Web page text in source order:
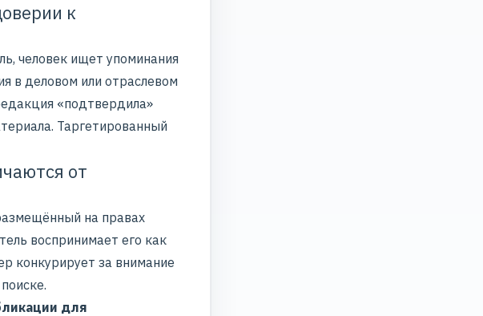
к
человек ищет упоминания
в деловом или отраслевом
«подтвердила»
Таргетированный
от
на правах
воспринимает его как
конкурирует за внимание
для